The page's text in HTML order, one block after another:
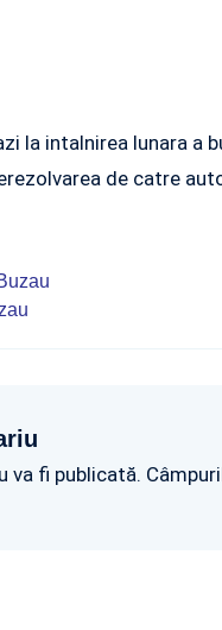
la intalnirea lunara a
de catre
va fi publicată.